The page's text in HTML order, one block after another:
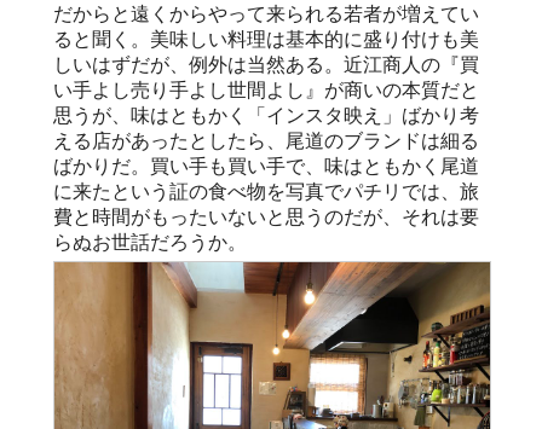
だからと遠くからやって来られる若者が増えてい
ると聞く。美味しい料理は基本的に盛り付けも美
しいはずだが、例外は当然ある。近江商人の『買
い手よし売り手よし世間よし』が商いの本質だと
思うが、味はともかく「インスタ映え」ばかり考
える店があったとしたら、尾道のブランドは細る
ばかりだ。買い手も買い手で、味はともかく尾道
に来たという証の食べ物を写真でパチリでは、旅
費と時間がもったいないと思うのだが、それは要
らぬお世話だろうか。